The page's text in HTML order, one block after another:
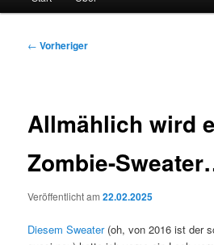
Beitragsnavigation
← Vorheriger
Allmählich wird
Zombie-
Veröffentlicht am22.02.2025
Diesem Sweater(oh, von 2016 ist der